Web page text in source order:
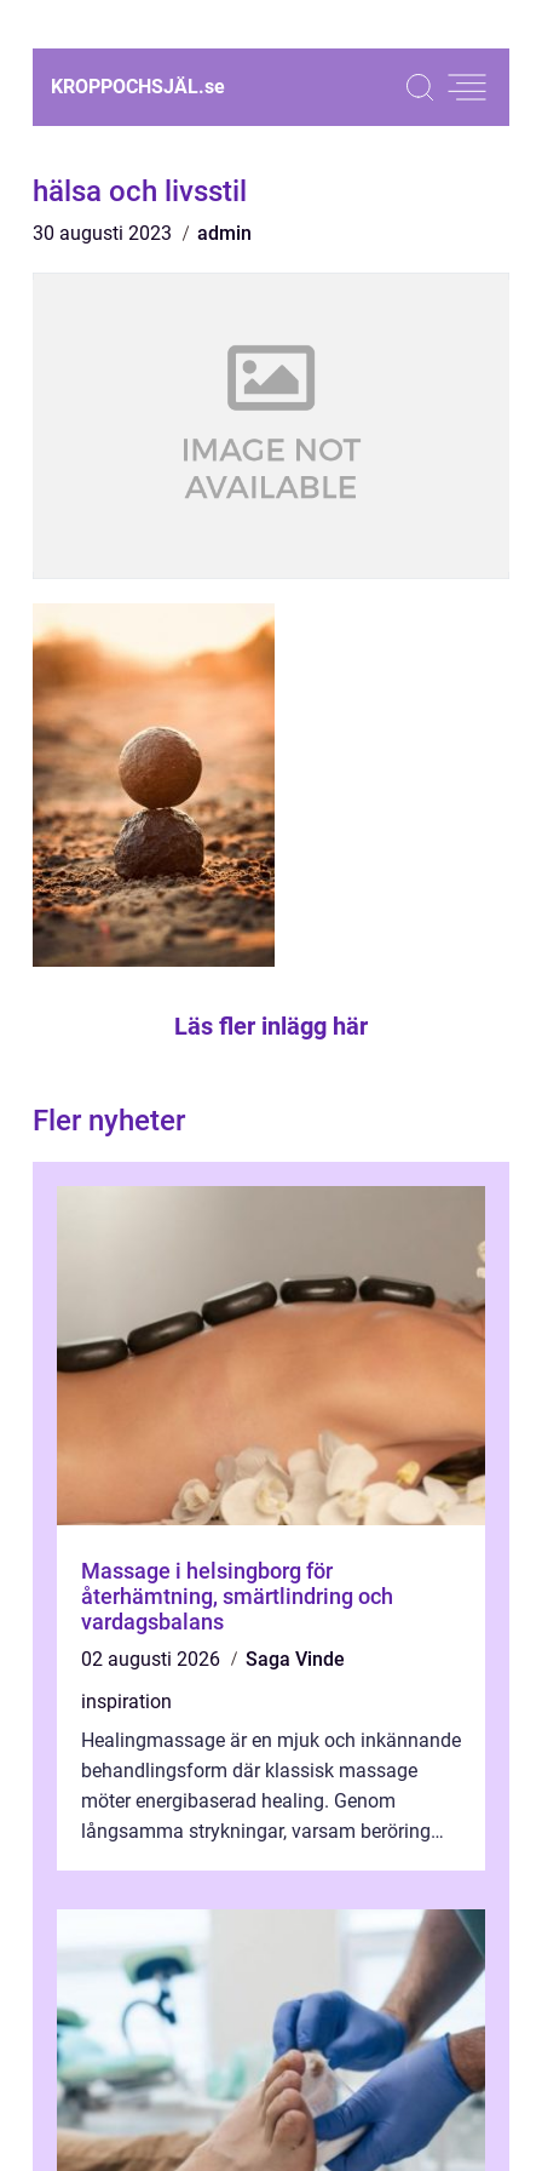
KROPPOCHSJÄL.se
hälsa och livsstil
30 augusti 2023 admin
Läs fler inlägg här
Fler nyheter
Massage i helsingborg för
återhämtning, smärtlindring och
vardagsbalans
02 augusti 2026
Saga Vinde
inspiration
Healingmassage är en mjuk och inkännande
behandlingsform där klassisk massage
möter energibaserad healing. Genom
långsamma strykningar, varsam beröring